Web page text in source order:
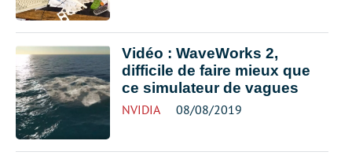
Vidéo : WaveWorks 2,
difficile de faire mieux que
ce simulateur de vagues
NVIDIA 08/08/2019